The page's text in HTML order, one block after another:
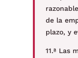
de la
plazo, y
11.ª Las